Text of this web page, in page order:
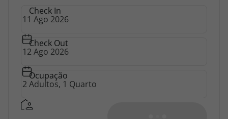
Check In
Check Out
Ocupação